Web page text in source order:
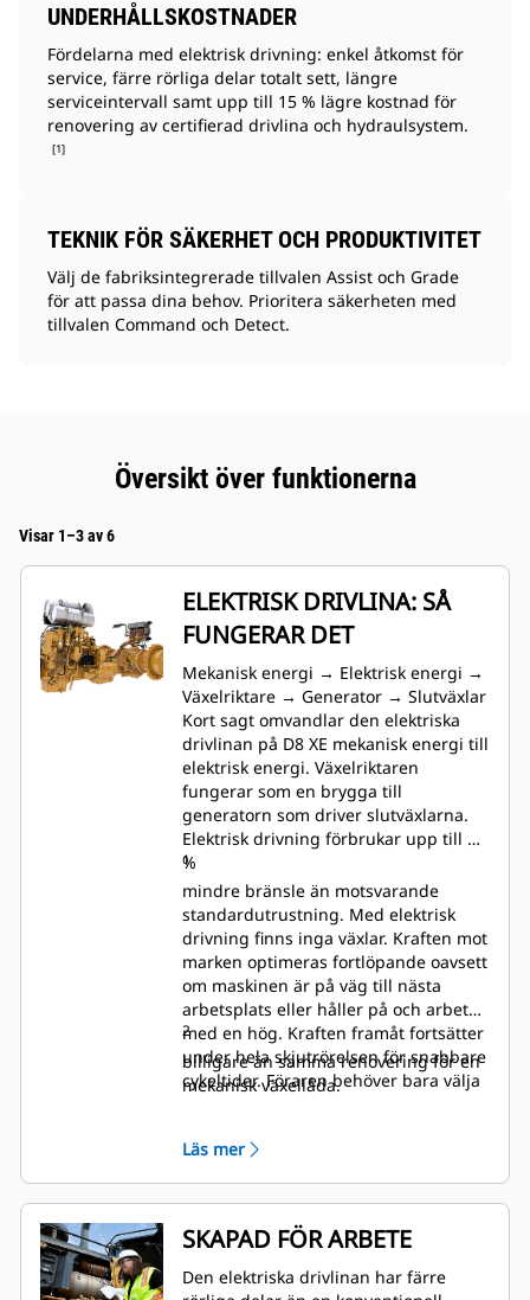
UNDERHÅLLSKOSTNADER
Fördelarna med elektrisk drivning: enkel åtkomst för
service, färre rörliga delar totalt sett, längre
serviceintervall samt upp till 15 % lägre kostnad för
renovering av certifierad drivlina och hydraulsystem.
[1]
TEKNIK FÖR SÄKERHET OCH PRODUKTIVITET
Välj de fabriksintegrerade tillvalen Assist och Grade
för att passa dina behov. Prioritera säkerheten med
tillvalen Command och Detect.
Översikt över funktionerna
Visar 1–3 av 6
ELEKTRISK DRIVLINA: SÅ
FUNGERAR DET
Mekanisk energi → Elektrisk energi →
Växelriktare → Generator → Slutväxlar
Kort sagt omvandlar den elektriska
drivlinan på D8 XE mekanisk energi till
elektrisk energi. Växelriktaren
fungerar som en brygga till
generatorn som driver slutväxlarna.
Elektrisk drivning förbrukar upp till 10
%
1
mindre bränsle än motsvarande
standardutrustning. Med elektrisk
drivning finns inga växlar. Kraften mot
marken optimeras fortlöpande oavsett
om maskinen är på väg till nästa
arbetsplats eller håller på och arbetar
med en hög. Kraften framåt fortsätter
under hela skjutrörelsen för snabbare
cykeltider. Föraren behöver bara välja
drivlina och hydraulsystem är upp till
2
billigare än samma renovering för en
mekanisk växellåda.
Läs mer
SKAPAD FÖR ARBETE
Den elektriska drivlinan har färre